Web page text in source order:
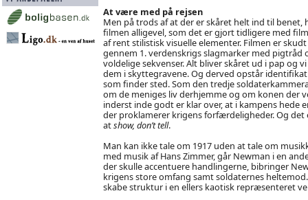
At være med på rejsen
Men på trods af at der er skåret helt ind til
filmen alligevel, som det er gjort tidligere med
af rent stilistisk visuelle elementer. Filmen er
gennem 1. verdenskrigs slagmarker med
voldelige sekvenser. Alt bliver skåret ud i pap og
dem i skyttegravene. Og derved opstår
som finder sted. Som den tredje
om de meniges liv derhjemme og om konen der
inderst inde godt er klar over, at i kampens hede
der proklamerer krigens forfærdeligheder. Og
atshow, don’t tell.
Man kan ikke tale om 1917 uden at tale om
med musik af Hans Zimmer, går Newman i en
der skulle accentuere handlingerne, bibringer
krigens store omfang samt soldaternes
skabe struktur i en ellers kaotisk repræsenteret